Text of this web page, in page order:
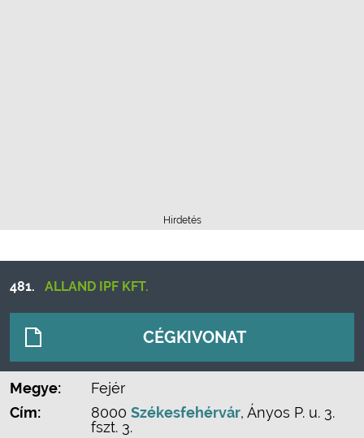
Hirdetés
481. ALLAND IPF KFT.
CÉGKIVONAT
Megye:
Fejér
Cím:
8000 Székesfehérvár, Ányos P. u. 3.
fszt. 3.